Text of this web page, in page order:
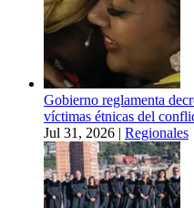
Gobierno reglamenta
víctimas étnicas del
Jul 31, 2026 | Regionales